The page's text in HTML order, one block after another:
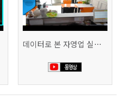
데이터로 본 자영업 실태 - 매출 '뚝', 장수 업소도 '휘청'